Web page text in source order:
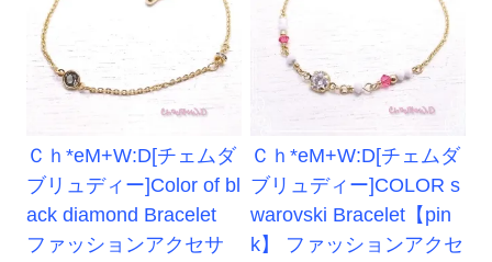
Ｃｈ*eM+W:D[チェムダ
ブリュディー]Color of bl
ack diamond Bracelet
ファッションアクセサ
Ｃｈ*eM+W:D[チェムダ
ブリュディー]COLOR s
warovski Bracelet【pin
k】 ファッションアクセ